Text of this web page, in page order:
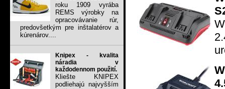
roku 1909 vyrába
REMS výrobky na
opracovávanie rúr,
predovšetkým pre inštalatérov a
kúrenárov....
Knipex - kvalita
náradia v
každodennom použití.
Kliešte KNIPEX
podliehajú najvyšším